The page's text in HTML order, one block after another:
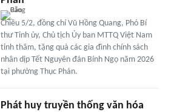
Chiều 5/2, đồng chí Vũ Hồng Quang, Phó Bí
thư Tỉnh ủy, Chủ tịch Ủy ban MTTQ Việt Nam
tỉnh thăm, tặng quà các gia đình chính sách
nhân dịp Tết Nguyên đán Bính Ngọ năm 2026
tại phường Thục Phán.
Phát huy truyền thống văn hóa